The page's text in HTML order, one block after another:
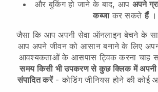
और बुकिंग हो जाने के बाद, आप अपने
कब्जाकर सकतेहैं।
जैसा कि आप अपनी सेवा ऑनलाइन बेचने के
आप अपने जीवन को आसान बनाने के लिए
आवश्यकताओं के आसपास ट्विक करना
समय किसी भी उपकरण से कुछ क्लिक में
संपादित करें- कोडिंग जीनियस होने की कोई